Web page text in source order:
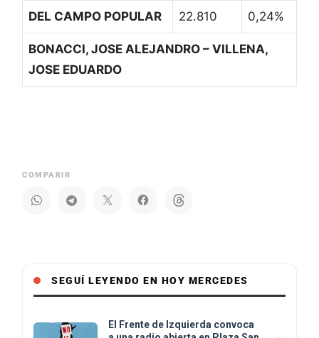
DEL CAMPO POPULAR 22.810 0,24%
BONACCI, JOSE ALEJANDRO – VILLENA,
JOSE EDUARDO
COMPARIR
SEGUÍ LEYENDO EN HOY MERCEDES
El Frente de Izquierda convoca